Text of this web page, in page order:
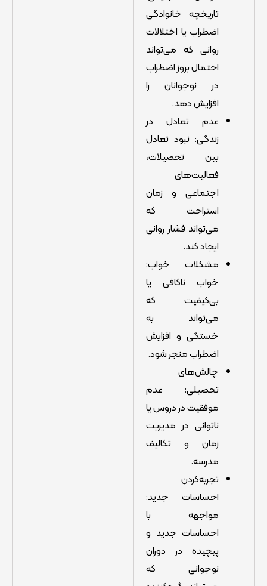
تاریخچه خانوادگی
اضطراب یا اختلالات
روانی که می‌تواند
احتمال بروز اضطراب
در نوجوانان را
افزایش دهد.
عدم تعادل در
زندگی: نبود تعادل
بین تحصیلات،
فعالیت‌های
اجتماعی و زمان
استراحت که
می‌تواند فشار روانی
ایجاد کند.
مشکلات خواب:
خواب ناکافی یا
بی‌کیفیت که
می‌تواند به
خستگی و افزایش
اضطراب منجر شود.
چالش‌های
تحصیلی: عدم
موفقیت در دروس یا
ناتوانی در مدیریت
زمان و تکالیف
مدرسه.
تجربه‌کردن
احساسات جدید:
مواجهه با
احساسات جدید و
پیچیده در دوران
نوجوانی که